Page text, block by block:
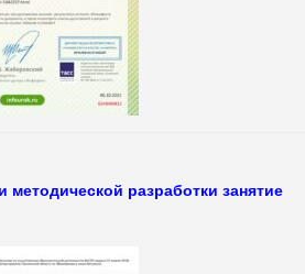
разработки занятие